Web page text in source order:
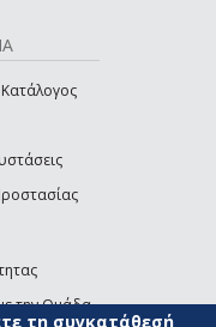
την Ομάδα
τη συγκατάθεσή